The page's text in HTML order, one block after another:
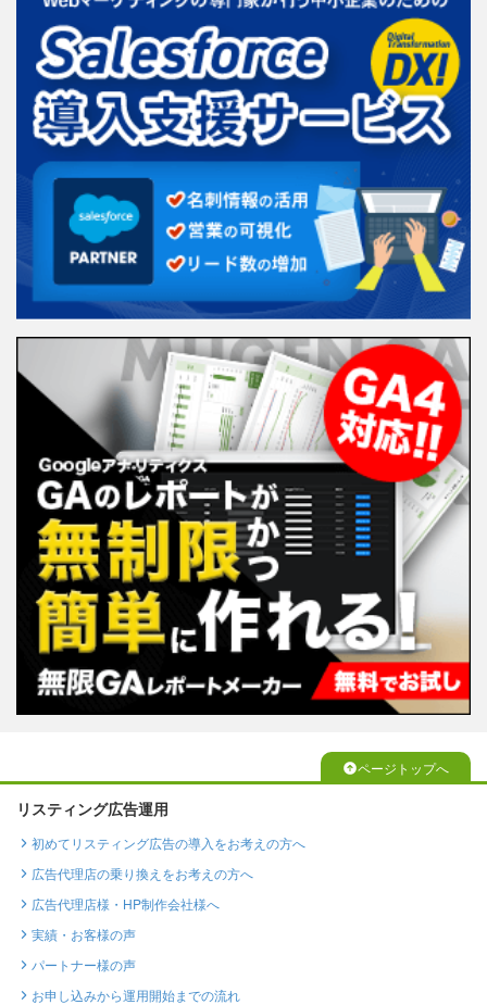
ページトップへ
リスティング広告運用
初めてリスティング広告の導入をお考えの方へ
広告代理店の乗り換えをお考えの方へ
広告代理店様・HP制作会社様へ
実績・お客様の声
パートナー様の声
お申し込みから運用開始までの流れ